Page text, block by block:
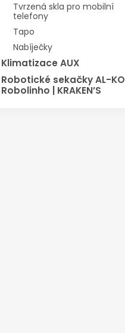
Tvrzená skla pro mobilní
telefony
Tapo
Nabíječky
Klimatizace AUX
Robotické sekačky AL-KO
Robolinho | KRAKEN’S